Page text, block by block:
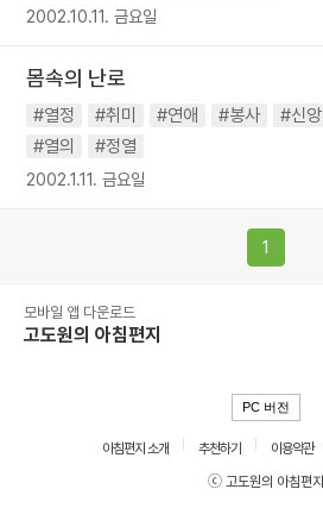
2002.10.11. 금요일
몸속의 난로
#열정 #취미 #연애 #봉사 #신앙
#열의
#정열
2002.1.11. 금요일
1
모바일 앱 다운로드
고도원의 아침편지
PC 버전
아침편지 소개 추천하기 이용약관
ⓒ 고도원의 아침편지